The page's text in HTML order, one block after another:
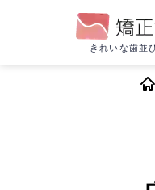
きれいな歯並